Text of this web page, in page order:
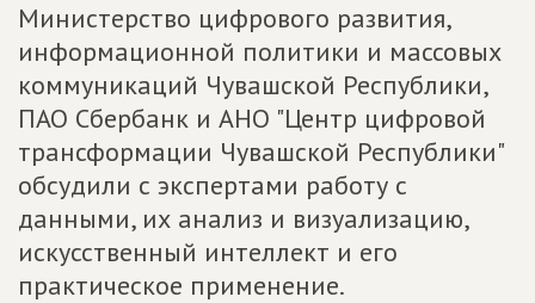
Министерство цифрового развития,
информационной политики и массовых
коммуникаций Чувашской Республики,
ПАО Сбербанк и АНО "Центр цифровой
трансформации Чувашской Республики"
обсудили с экспертами работу с
данными, их анализ и визуализацию,
искусственный интеллект и его
практическое применение.